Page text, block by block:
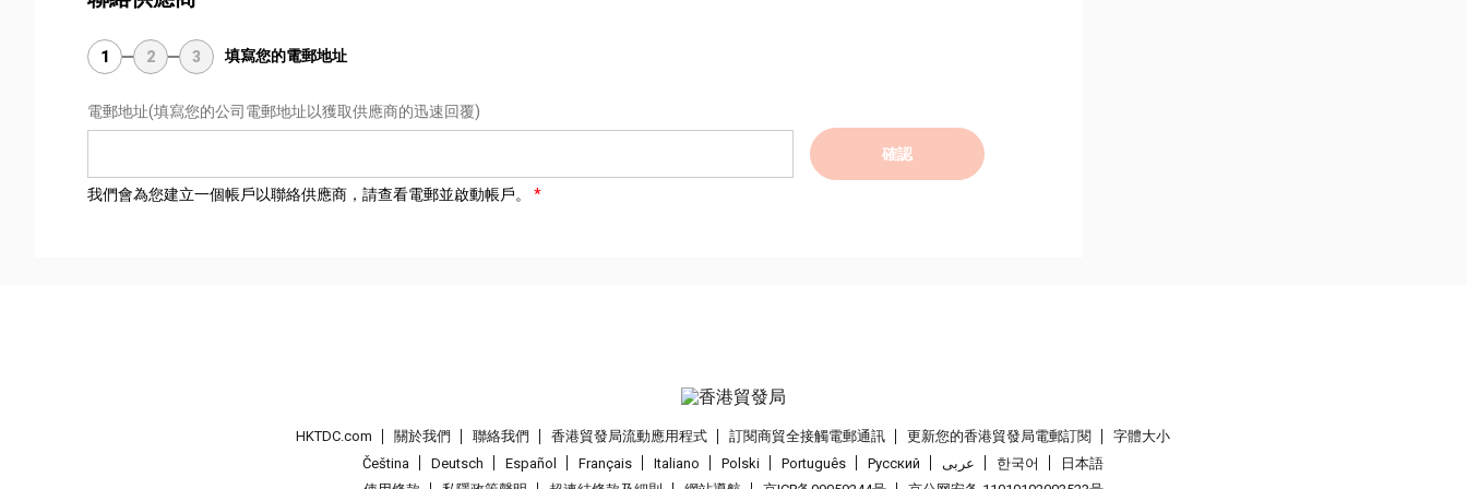
1 2 3 填寫您的電郵地址
電郵地址(填寫您的公司電郵地址以獲取供應商的迅速回覆)
確認
我們會為您建立一個帳戶以聯絡供應商，請查看電郵並啟動帳戶。
HKTDC.com 關於我們 聯絡我們 香港貿發局流動應用程式 訂閱商貿全接觸電郵通訊 更新您的香港貿發局電郵訂閱
字體大小
Čeština
Deutsch Español Français Italiano Polski Português Pусский عربى 한국어
日本語